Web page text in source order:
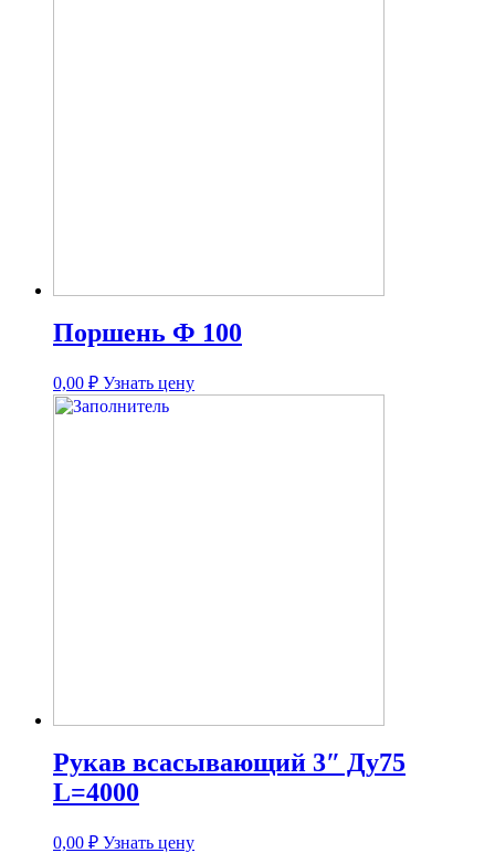
Поршень Ф 100
0,00 ₽ Узнать цену
Рукав всасывающий 3″ Ду75
L=4000
0,00 ₽ Узнать цену